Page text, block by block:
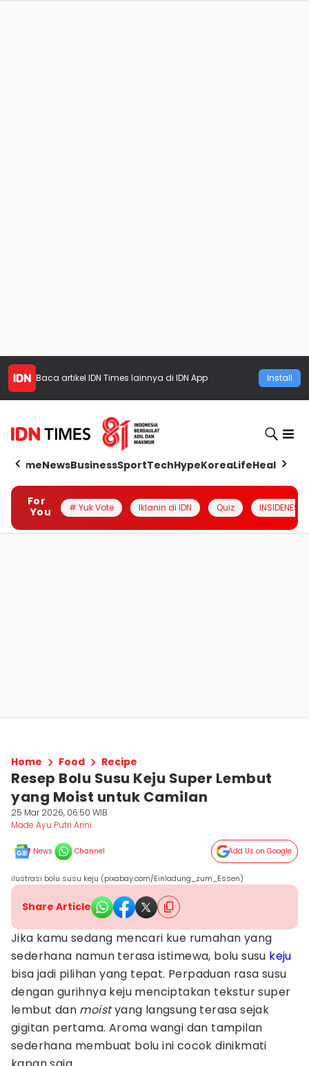
Baca artikel IDN Times lainnya di IDN App Install
HomeNewsBusinessSportTechHypeKoreaLifeHealth
For
You
# Yuk Vote Iklanin di IDN Quiz INSIDENESIA
Home Food Recipe
Resep Bolu Susu Keju Super Lembut
yang Moist untuk Camilan
25 Mar 2026, 06:50 WIB
Made Ayu Putri Arini
News Channel Add Us on Google
ilustrasi bolu susu keju (pixabay.com/Einladung_zum_Essen)
Share Article
Jika kamu sedang mencari kue rumahan yang
sederhana namun terasa istimewa, bolu susu keju
bisa jadi pilihan yang tepat. Perpaduan rasa susu
dengan gurihnya keju menciptakan tekstur super
lembut dan moistyang langsung terasa sejak
gigitan pertama. Aroma wangi dan tampilan
sederhana membuat bolu ini cocok dinikmati